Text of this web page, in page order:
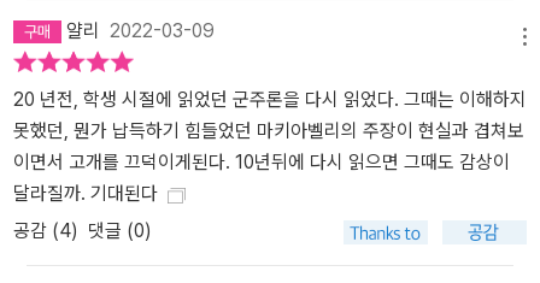
얄리 2022-03-09
20 년전, 학생 시절에 읽었던 군주론을 다시 읽었다. 그때는 이해하지
못했던, 뭔가 납득하기 힘들었던 마키아벨리의 주장이 현실과 겹쳐보
이면서 고개를 끄덕이게된다. 10년뒤에 다시 읽으면 그때도 감상이
달라질까. 기대된다
공감 (4) 댓글 (0)